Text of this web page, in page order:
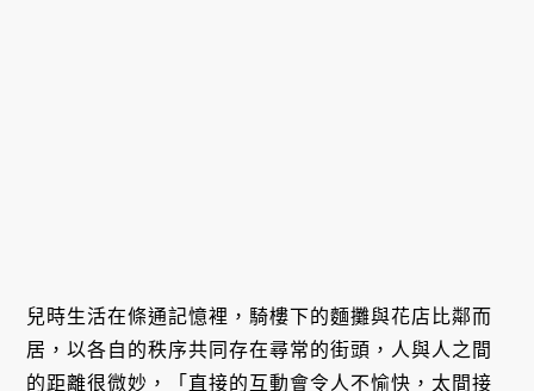
兒時生活在條通記憶裡，騎樓下的麵攤與花店比鄰而
居，以各自的秩序共同存在尋常的街頭，人與人之間
的距離很微妙，「直接的互動會令人不愉快，太間接